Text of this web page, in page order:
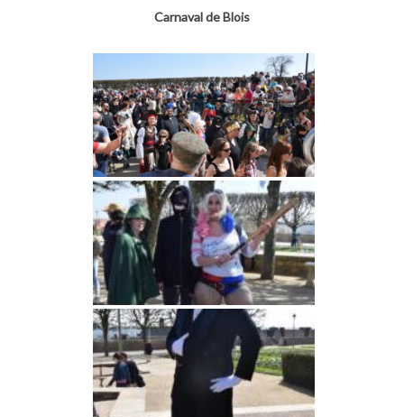
Carnaval de Blois